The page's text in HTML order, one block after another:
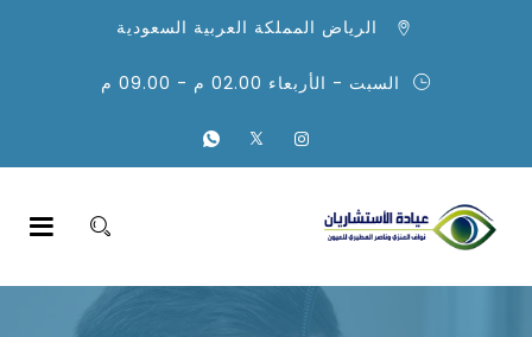
الرياض المملكة العربية السعودية
السبت - الأربعاء 02.00 م - 09.00 م